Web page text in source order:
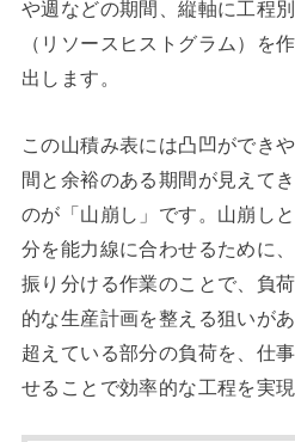
や週などの期間、縦軸に工程
（リソースヒストグラム）を
出します。
この山積み表には凸凹ができ
間と余裕のある期間が見えて
のが「山崩し」です。山崩し
分を能力線に合わせるために
振り分ける作業のことで、負
的な生産計画を整える狙いが
超えている部分の負荷を、仕
せることで効率的な工程を実現